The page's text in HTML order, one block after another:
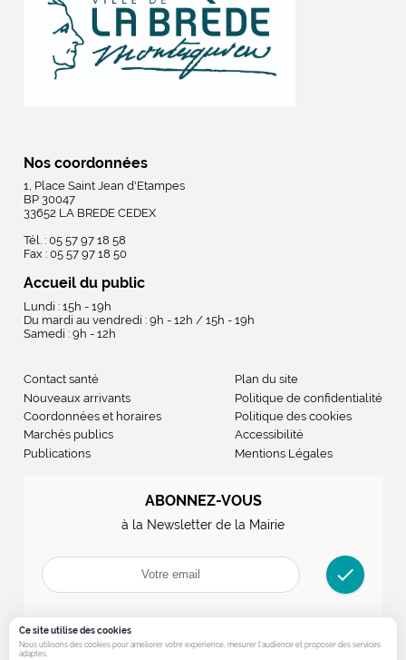
Nos coordonnées
1, Place Saint Jean d'Etampes
BP 30047
33652 LA BREDE CEDEX
Tél. : 05 57 97 18 58
Fax : 05 57 97 18 50
Accueil du public
Lundi : 15h - 19h
Du mardi au vendredi : 9h - 12h / 15h - 19h
Samedi : 9h - 12h
Contact santé
Nouveaux arrivants
Coordonnées et horaires
Marchés publics
Publications
Plan du site
Politique de confidentialité
Politique des cookies
Accessibilité
Mentions Légales
ABONNEZ-VOUS
à la Newsletter de la Mairie
check
Ce site utilise des cookies
Nous utilisons des cookies pour ameliorer votre experience, mesurer l’audience et proposer des services
adaptes.